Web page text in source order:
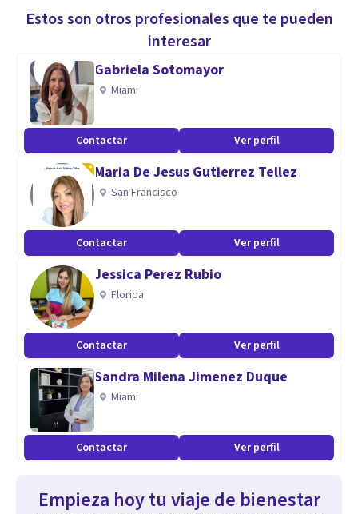
Estos son otros profesionales que te pueden
interesar
Gabriela Sotomayor
Miami
Contactar Ver perfil
Maria De Jesus Gutierrez Tellez
San Francisco
Contactar Ver perfil
Jessica Perez Rubio
Florida
Contactar Ver perfil
Sandra Milena Jimenez Duque
Miami
Contactar Ver perfil
Empieza hoy tu viaje de bienestar